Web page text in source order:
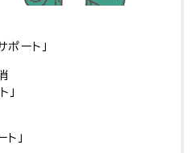
ポート」
」
」